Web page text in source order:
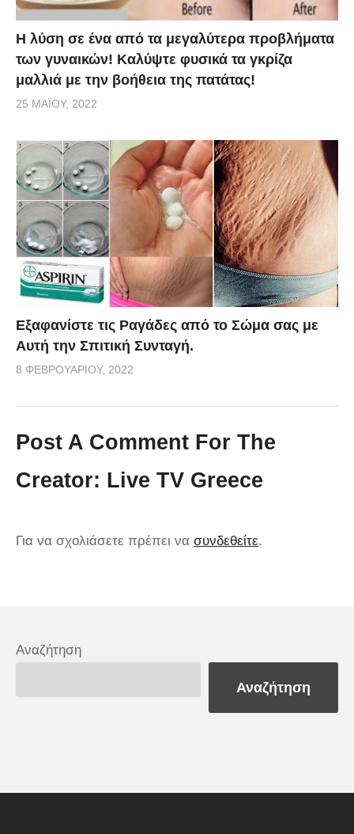
Η λύση σε ένα από τα μεγαλύτερα προβλήματα
των γυναικών! Καλύψτε φυσικά τα γκρίζα
μαλλιά με την βοήθεια της πατάτας!
25 ΜΑΪ́ΟΥ, 2022
Εξαφανίστε τις Ραγάδες από το Σώμα σας με
Αυτή την Σπιτική Συνταγή.
8 ΦΕΒΡΟΥΑΡΊΟΥ, 2022
Post A Comment For The
Creator: Live TV Greece
Για να σχολιάσετε πρέπει να συνδεθείτε.
Αναζήτηση
Αναζήτηση